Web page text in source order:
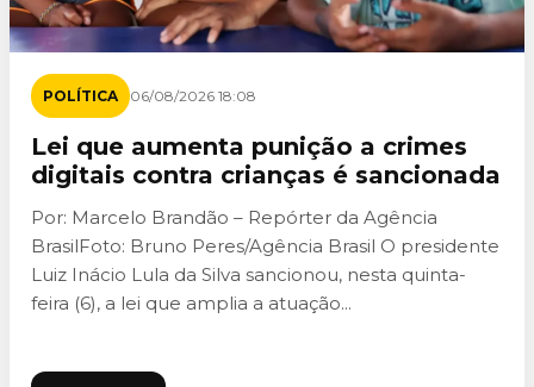
POLÍTICA 06/08/2026 18:08
Lei que aumenta punição a crimes
digitais contra crianças é sancionada
Por: Marcelo Brandão – Repórter da Agência
BrasilFoto: Bruno Peres/Agência Brasil O presidente
Luiz Inácio Lula da Silva sancionou, nesta quinta-
feira (6), a lei que amplia a atuação...